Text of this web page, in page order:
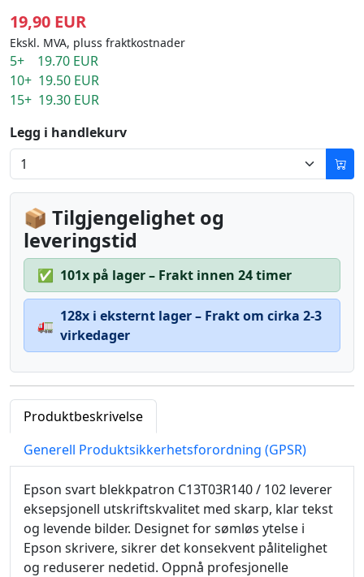
19,90 EUR
Ekskl. MVA, pluss fraktkostnader
5+ 19.70 EUR
10+ 19.50 EUR
15+ 19.30 EUR
Legg i handlekurv
📦 Tilgjengelighet og
leveringstid
✅ 101x på lager – Frakt innen 24 timer
🚛
128x i eksternt lager – Frakt om cirka 2-3
virkedager
Produktbeskrivelse
Generell Produktsikkerhetsforordning (GPSR)
Epson svart blekkpatron C13T03R140 / 102 leverer
eksepsjonell utskriftskvalitet med skarp, klar tekst
og levende bilder. Designet for sømløs ytelse i
Epson skrivere, sikrer det konsekvent pålitelighet
og reduserer nedetid. Oppnå profesjonelle